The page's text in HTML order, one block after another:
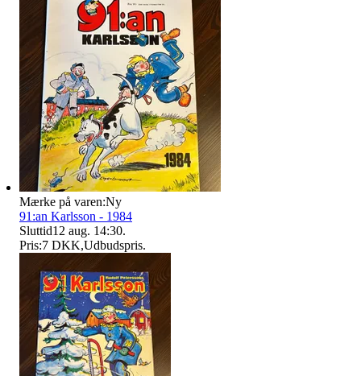
Mærke på varen:Ny
91:an Karlsson - 1984
Sluttid12 aug. 14:30.
Pris:7 DKK,Udbudspris.